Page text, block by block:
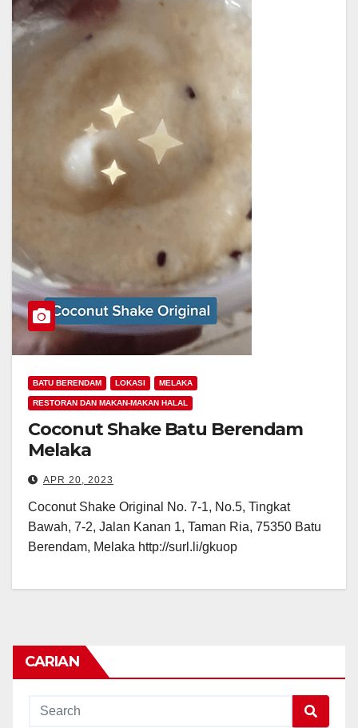
BATU BERENDAM LOKASI MELAKA
RESTORAN DAN MAKAN-MAKAN HALAL
Coconut Shake Batu Berendam
Melaka
APR 20, 2023
Coconut Shake Original No. 7-1, No.5, Tingkat
Bawah, 7-2, Jalan Kanan 1, Taman Ria, 75350 Batu
Berendam, Melaka http://surl.li/gkuop
CARIAN